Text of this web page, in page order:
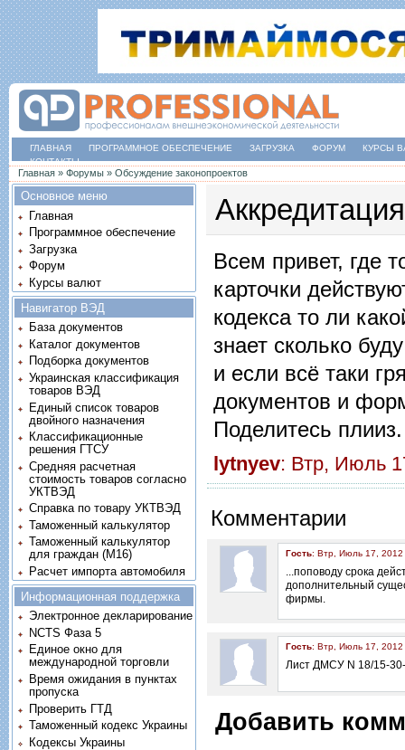
ГЛАВНАЯ ПРОГРАММНОЕ ОБЕСПЕЧЕНИЕ ЗАГРУЗКА ФОРУМ
КУРСЫ
КОНТАКТЫ
Вы здесь
Главная » Форумы » Обсуждение законопроектов
Всем привет, где
карточки
кодекса то ли
знает сколько
и если всё таки
документов и
Поделитесь
lytnyev: Втр, Июль
Комментарии
Гость: Втр, Июль 17, 2012
...поповоду срока
дополнительный
фирмы.
Гость: Втр, Июль 17, 2012
Лист ДМСУ N 18/15-
Добавить
Основное меню
Главная
Программное обеспечение
Загрузка
Форум
Курсы валют
Навигатор ВЭД
База документов
Каталог документов
Подборка документов
Украинская классификация
товаров ВЭД
Единый список товаров
двойного назначения
Классификационные
решения ГТСУ
Средняя расчетная
стоимость товаров согласно
УКТВЭД
Справка по товару УКТВЭД
Таможенный калькулятор
Таможенный калькулятор
для граждан (M16)
Расчет импорта автомобиля
Информационная поддержка
Электронное декларирование
NCTS Фаза 5
Единое окно для
международной торговли
Время ожидания в пунктах
пропуска
Проверить ГТД
Таможенный кодекс Украины
Кодексы Украины